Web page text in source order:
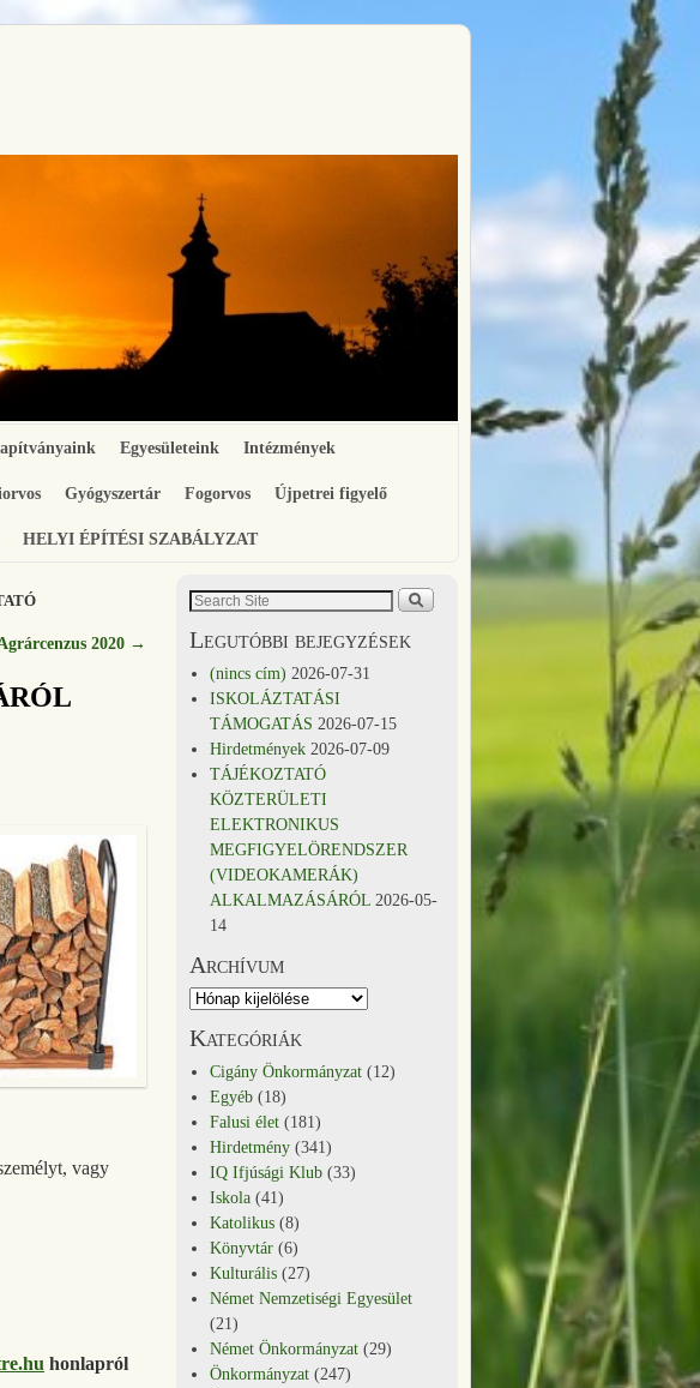
Egyesületeink Intézmények
Gyógyszertár Fogorvos Újpetrei figyelő
HELYI ÉPÍTÉSI SZABÁLYZAT
2020 →
vagy
honlapról
Legutóbbi bejegyzések
(nincs cím) 2026-07-31
ISKOLÁZTATÁSI
TÁMOGATÁS 2026-07-15
Hirdetmények 2026-07-09
TÁJÉKOZTATÓ
KÖZTERÜLETI
ELEKTRONIKUS
MEGFIGYELÖRENDSZER
(VIDEOKAMERÁK)
ALKALMAZÁSÁRÓL 2026-05-
14
Archívum
Kategóriák
Cigány Önkormányzat (12)
Egyéb (18)
Falusi élet (181)
Hirdetmény (341)
IQ Ifjúsági Klub (33)
Iskola (41)
Katolikus (8)
Könyvtár (6)
Kulturális (27)
Német Nemzetiségi Egyesület
(21)
Német Önkormányzat (29)
Önkormányzat (247)